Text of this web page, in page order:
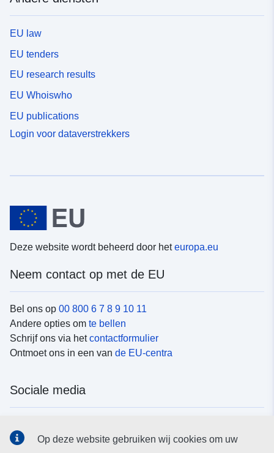
EU law
EU tenders
EU research results
EU Whoiswho
EU publications
Login voor dataverstrekkers
Deze website wordt beheerd door heteuropa.eu
Neem contact op met de EU
Bel ons op 00 800 6 7 8 9 10 11
Andere opties om te bellen
Schrijf ons via hetcontactformulier
Ontmoet ons in een van de EU-centra
Sociale media
Op deze website gebruiken wij cookies om uw